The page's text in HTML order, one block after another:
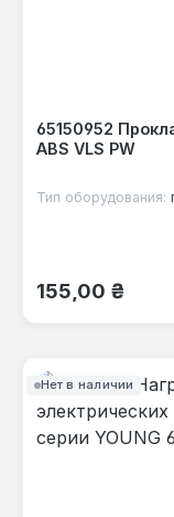
65150952
ABS VLS PW
Тип оборудования:
Обычная цена:
155,00 ₴
Нет в наличии